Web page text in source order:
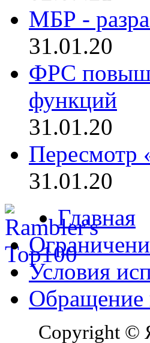
МБР -
31.01.20
ФРС
функций
31.01.20
Пересмотр
31.01.20
Главная
Условия
Обращение
Copyright ©